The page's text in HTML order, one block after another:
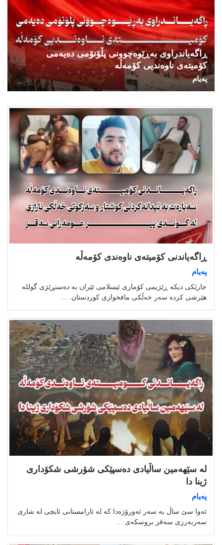
ڕاگەیاندراوی بەڕێوەچوونی پڵۆنۆمی دەیەمی
کۆمیتەی ناوەندیی کۆمەڵە
پەیام
ڕاگەیاندنی کۆمیتەی ناوەندی کۆمەڵە
پەیام
جارێکی دیکە ڕێژیمی کۆماری ئیسلامی ئێران بە دەستڕێژی گوللە
هێرشی کردە سەر خەڵکی مافخوازی کوردستان. …
لە سێهەمین ساڵیادی دەسپێکی شۆرشی شکۆداری
ژینا دا
پەیام
ئەوا سێ ساڵ بە سەر ئەورۆژەدا کە لە ئارامستانی ئایچی لە شاری
سەربەرزی سەقز بروسکەی …